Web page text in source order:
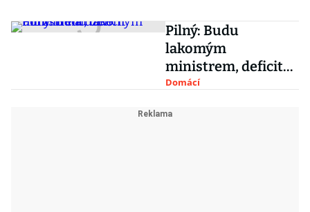
Pilný: Budu
lakomým
ministrem, deficit
udržím na uzdě
Domácí